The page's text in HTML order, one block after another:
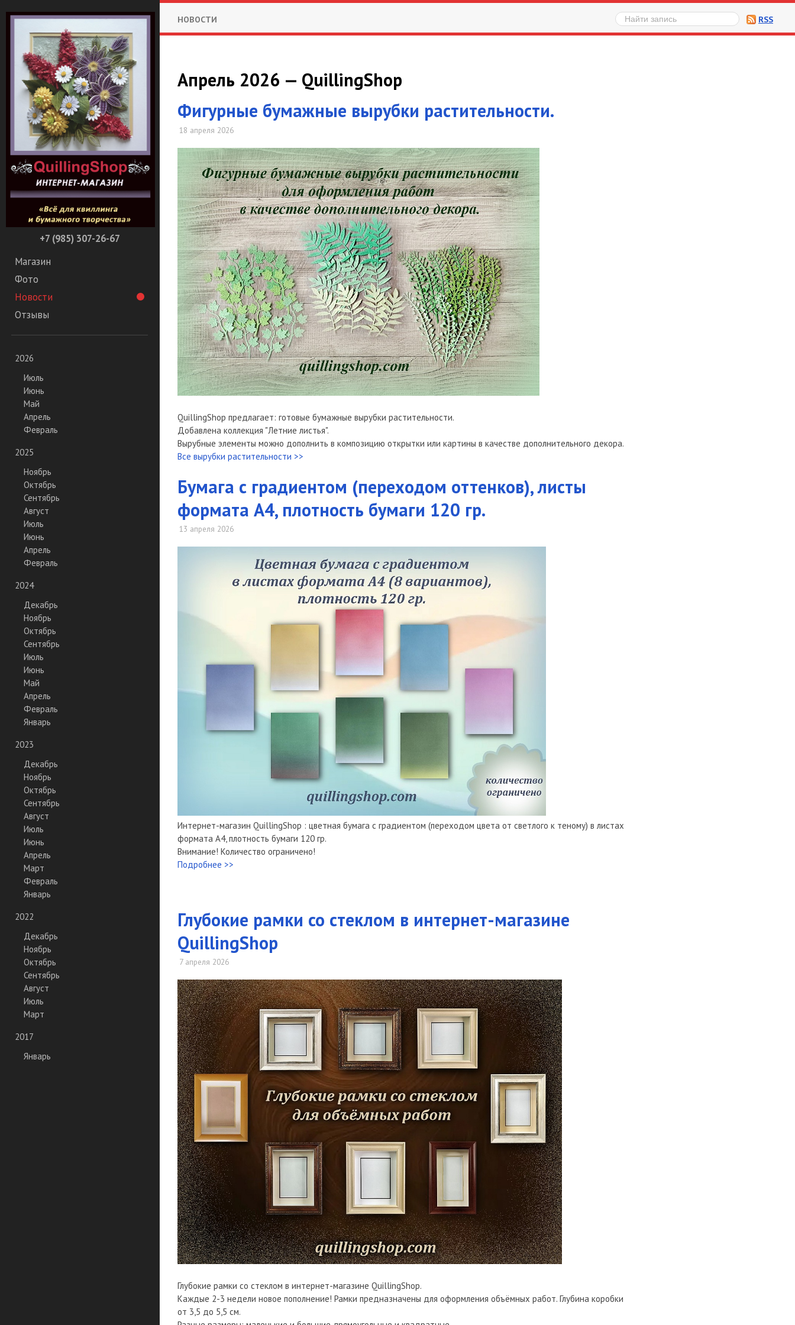
+7 (985) 307-26-67
Магазин
Фото
Новости
Отзывы
2026
Июль
Июнь
Май
Апрель
Февраль
2025
Ноябрь
Октябрь
Сентябрь
Август
Июль
Июнь
Апрель
Февраль
2024
Декабрь
Ноябрь
Октябрь
Сентябрь
Июль
Июнь
Май
Апрель
Февраль
Январь
2023
Декабрь
Ноябрь
Октябрь
Сентябрь
Август
Июль
Июнь
Апрель
Март
Февраль
Январь
2022
Декабрь
Ноябрь
Октябрь
Сентябрь
Август
Июль
Март
2017
Январь
RSS
НОВОСТИ
Апрель 2026 — QuillingShop
Фигурные бумажные вырубки растительности.
18 апреля 2026
QuillingShop предлагает: готовые бумажные вырубки растительности.
Добавлена коллекция "Летние листья".
Вырубные элементы можно дополнить в композицию открытки или картины в качестве дополнительного декора.
Все вырубки растительности >>
Бумага с градиентом (переходом оттенков), листы
формата А4, плотность бумаги 120 гр.
13 апреля 2026
Интернет-магазин QuillingShop : цветная бумага с градиентом (переходом цвета от светлого к теному) в листах
формата А4, плотность бумаги 120 гр.
Внимание! Количество ограничено!
Подробнее >>
Глубокие рамки со стеклом в интернет-магазине
QuillingShop
7 апреля 2026
Глубокие рамки со стеклом в интернет-магазине QuillingShop.
Каждые 2-3 недели новое пополнение! Рамки предназначены для оформления объёмных работ. Глубина коробки
от 3,5 до 5,5 см.